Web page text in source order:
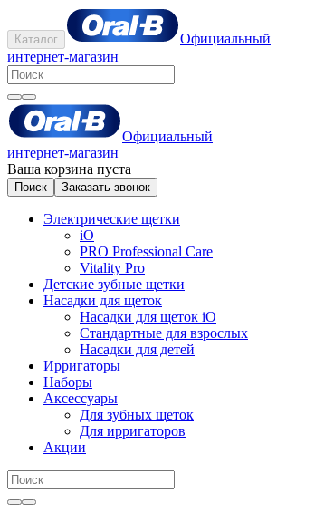
Каталог
Официальный
интернет-магазин
Официальный
интернет-магазин
Ваша корзина пуста
Поиск Заказать звонок
Электрические щетки
iO
PRO Professional Care
Vitality Pro
Детские зубные щетки
Насадки для щеток
Насадки для щеток iO
Стандартные для взрослых
Насадки для детей
Ирригаторы
Наборы
Аксессуары
Для зубных щеток
Для ирригаторов
Акции